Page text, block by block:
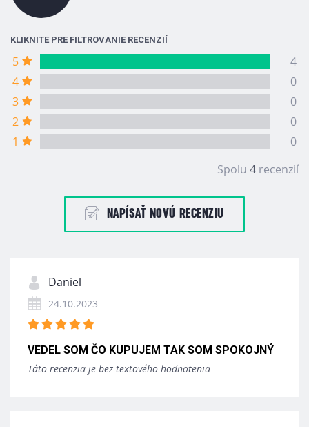
KLIKNITE PRE FILTROVANIE RECENZIÍ
5
4
4
0
3
0
2
0
1
0
Spolu 4 recenzií
NAPÍSAŤ NOVÚ RECENZIU
Daniel
24.10.2023
VEDEL SOM ČO KUPUJEM TAK SOM SPOKOJNÝ
Táto recenzia je bez textového hodnotenia